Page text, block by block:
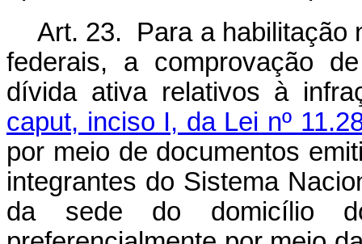
Art. 23. Para a habilitação
federais, a comprovação
dívida ativa relativos à
caput, inciso I, da Lei nº
por meio de documentos
integrantes do Sistema
da sede do domicílio